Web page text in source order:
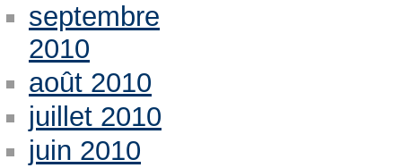
septembre
2010
août 2010
juillet 2010
juin 2010